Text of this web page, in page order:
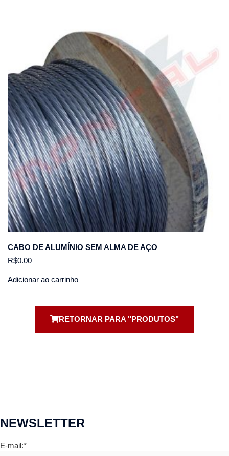
CABO DE ALUMÍNIO SEM ALMA DE AÇO
R$0.00
Adicionar ao carrinho
RETORNAR PARA "PRODUTOS"
NEWSLETTER
E-mail:*